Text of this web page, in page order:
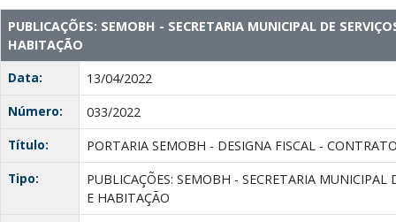
PUBLICAÇÕES: SEMOBH - SECRETARIA MUNICIPAL DE
HABITAÇÃO
Data:
13/04/2022
Número:
033/2022
Título:
PORTARIA SEMOBH - DESIGNA FISCAL -
Tipo:
PUBLICAÇÕES: SEMOBH - SECRETARIA MUNICIPAL
E HABITAÇÃO